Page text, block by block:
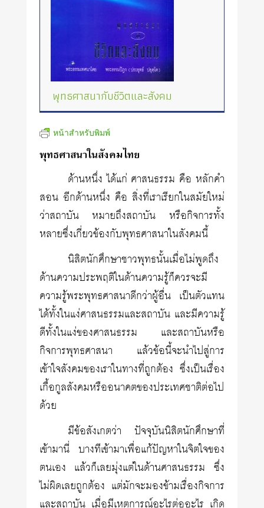
พุทธศาสนากับชีวิตและสังคม
หน้าสำหรับพิมพ์
พุทธศาสนาในสังคมไทย
ด้านหนึ่ง ได้แก่ ศาสนธรรม คือ หลักคำ
สอน อีกด้านหนึ่ง คือ สิ่งที่เราเรียกในสมัยใหม่
ว่าสถาบัน หมายถึงสถาบัน หรือกิจการทั้ง
หลายซึ่งเกี่ยวข้องกับพุทธศาสนาในสังคมนี้
นิสิตนักศึกษาชาวพุทธนั้นเมื่อไม่พูดถึง
ด้านความประพฤติในด้านความรู้ก็ควรจะมี
ความรู้พระพุทธศาสนาดีกว่าผู้อื่น เป็นตัวแทน
ได้ทั้งในแง่ศาสนธรรมและสถาบัน และมีความรู้
ดีทั้งในแง่ของศาสนธรรม และสถาบันหรือ
กิจการพุทธศาสนา แล้วข้อนี้จะนำไปสู่การ
เข้าใจสังคมของเราในทางที่ถูกต้อง ซึ่งเป็นเรื่อง
เกื้อกูลสังคมหรืออนาคตของประเทศชาติต่อไป
ด้วย
มีข้อสังเกตว่า ปัจจุบันนิสิตนักศึกษาที่
เข้ามานี่ บางทีเข้ามาเพื่อแก้ปัญหาในจิตใจของ
ตนเอง แล้วก็เลยมุ่งแต่ในด้านศาสนธรรม ซึ่ง
ไม่ผิดเลยถูกต้อง แต่มักจะมองข้ามเรื่องกิจการ